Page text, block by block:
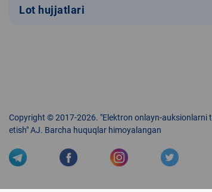
Lot hujjatlari
Copyright © 2017-2026. "Elektron onlayn-auksionlarni
etish" AJ. Barcha huquqlar himoyalangan